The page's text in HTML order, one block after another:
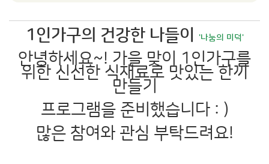
1인가구의 건강한 나들이 '나눔의 미덕'
안녕하세요~! 가을 맞이 1인가구를
위한 신선한 식재료로 맛있는 한끼
만들기
프로그램을 준비했습니다 : )
많은 참여와 관심 부탁드려요!